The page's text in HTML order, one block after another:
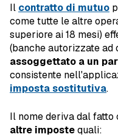
Il contratto di mutuo
come tutte le altre
superiore ai 18 mesi)
(banche autorizzate ad
assoggettato a un
consistente
imposta sostitutiva.
Il nome deriva dal fatto
altre impostequali: